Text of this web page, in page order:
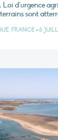
d’urgence
sont
FRANCE • 6